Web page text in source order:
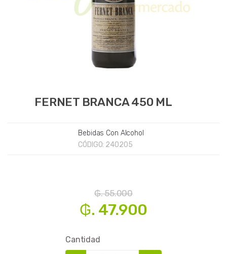
FERNET BRANCA 450 ML
Bebidas Con Alcohol
CÓDIGO: 240205
₲. 55.000
₲. 47.900
Cantidad